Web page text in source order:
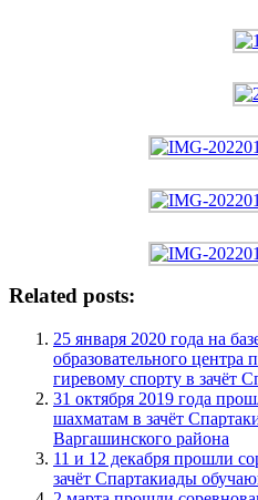
Related posts:
25 января 2020 года на
образовательного
гиревому спорту в зачёт
31 октября 2019 года
шахматам в зачёт
Варгашинского района
11 и 12 декабря прошли
зачёт Спартакиады